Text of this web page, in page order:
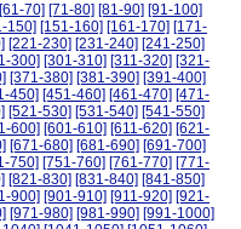
[61-70] [71-80] [81-90] [91-100]
150] [151-160] [161-170] [171-
[221-230] [231-240] [241-250]
300] [301-310] [311-320] [321-
[371-380] [381-390] [391-400]
450] [451-460] [461-470] [471-
[521-530] [531-540] [541-550]
600] [601-610] [611-620] [621-
[671-680] [681-690] [691-700]
750] [751-760] [761-770] [771-
[821-830] [831-840] [841-850]
900] [901-910] [911-920] [921-
[971-980] [981-990] [991-1000]